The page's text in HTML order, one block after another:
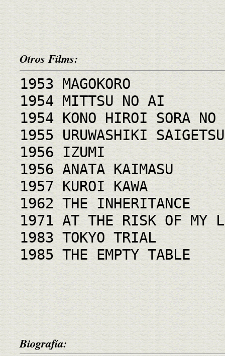
Otros Films:
1953 MAGOKORO
1954 MITTSU NO AI
1954 KONO HIROI SORA NO
1955 URUWASHIKI SAIGETSU
1956 IZUMI
1956 ANATA KAIMASU
1957 KUROI KAWA
1962 THE INHERITANCE
1971 AT THE RISK OF MY
1983 TOKYO TRIAL
1985 THE EMPTY TABLE
Biografía: